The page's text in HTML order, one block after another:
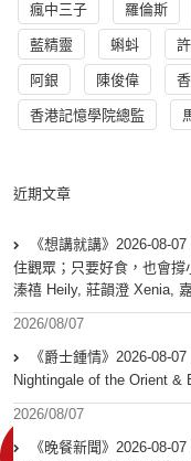
瘋中三子 羅倫斯
藍精靈 蝌蚪
阿銀 陳俊偉
香港記憶學院總監
近期文章
《想講就講》2026-08-
住觀眾；只要好食，也會
溱禧 Heily, 莊韻澄 Xenia,
2026/08/07
《爵士鍾情》2026-08-
Nightingale of the Orient &
2026/08/07
《晚餐新聞》2026-08-